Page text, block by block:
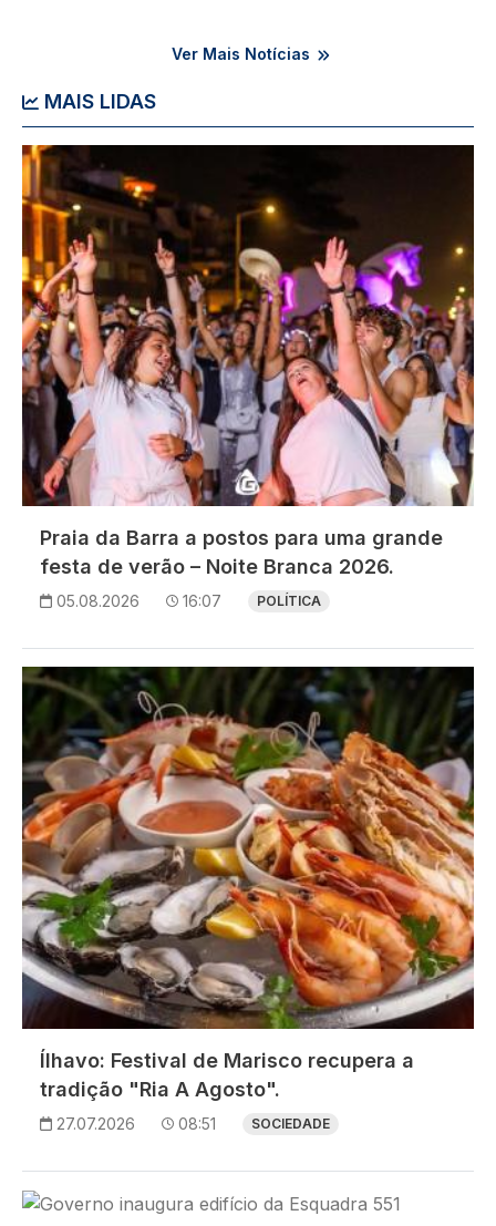
Ver Mais Notícias
MAIS LIDAS
Imagem
Praia da Barra a postos para uma grande
festa de verão – Noite Branca 2026.
05.08.2026 16:07 POLÍTICA
Imagem
Ílhavo: Festival de Marisco recupera a
tradição "Ria A Agosto".
27.07.2026 08:51 SOCIEDADE
Imagem